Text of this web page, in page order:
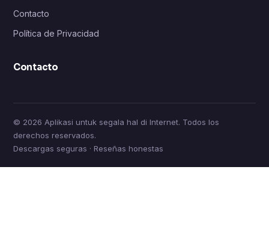
Contacto
Política de Privacidad
Contacto
© 2026 Aplikasi untuk segala hal di Internet. Todos los
derechos reservados.
Descargas seguras · Reseñas honestas